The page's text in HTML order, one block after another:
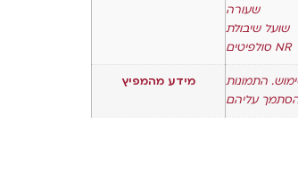
שעורה
שועל שיבולת
סולפיטים NR
מידע מהמפיץ
התמונות